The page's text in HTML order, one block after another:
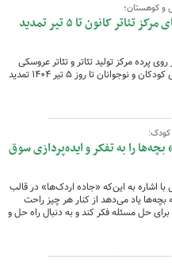
و کوهستان؛
اجرای نمایش‌های مرکز تئاتر کانون تا ۵ تیر تمدید
پرده مرکز تولید تئاتر و تئاتر عروسکی
کانون پرورش فکری کودکان و نوجوانان تا روز ۵ تیر ۱۴۰۴ تمدید
کودک:
را به تفکر و ایده‌پردازی سوق
اشاره به این‌که «جاده اردک‌ها» در قالب
یاد می‌دهد از کنار هر چیز راحت
حل مسئله فکر کند و به دنبال راه حل و